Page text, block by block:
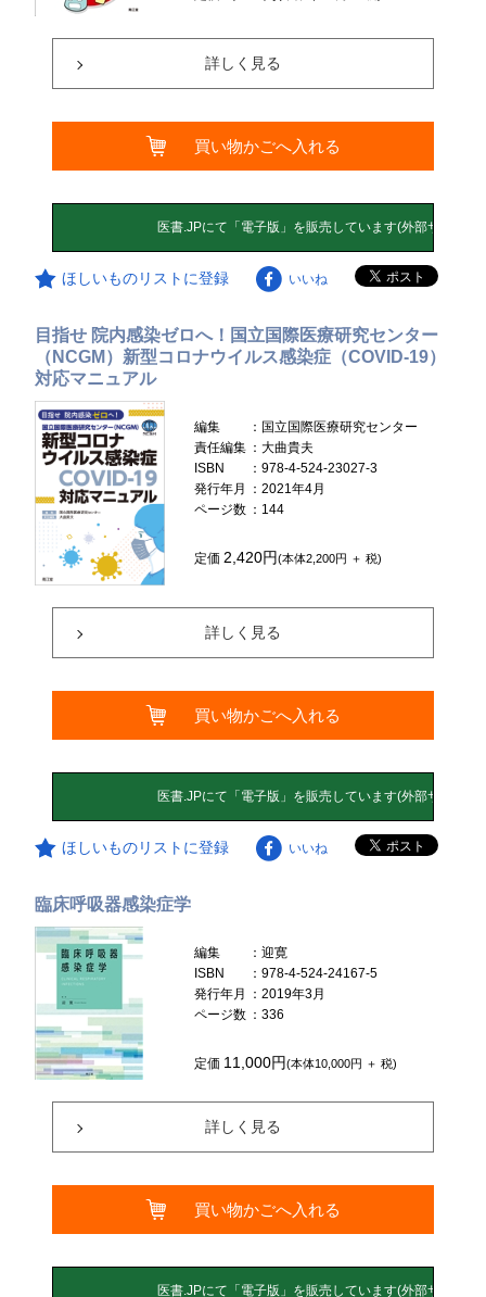
詳しく見る
買い物かごへ入れる
ほしいものリストに登録 いいね
目指せ 院内感染ゼロへ！国立国際医療研究センター
（NCGM）新型コロナウイルス感染症（COVID-19）
対応マニュアル
編集
：国立国際医療研究センター
責任編集 ：大曲貴夫
ISBN
：978-4-524-23027-3
発行年月
：2021年4月
ページ数 ：144
定価2,420円(本体2,200円 ＋ 税)
詳しく見る
買い物かごへ入れる
ほしいものリストに登録 いいね
臨床呼吸器感染症学
編集
：迎寛
ISBN
：978-4-524-24167-5
発行年月
：2019年3月
ページ数 ：336
定価 11,000円(本体10,000円 ＋ 税)
詳しく見る
買い物かごへ入れる